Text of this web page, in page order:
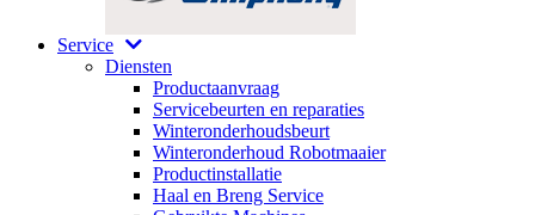
Service
Diensten
Productaanvraag
Servicebeurten en reparaties
Winteronderhoudsbeurt
Winteronderhoud Robotmaaier
Productinstallatie
Haal en Breng Service